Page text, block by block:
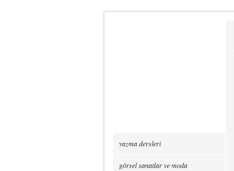
yazma dersleri
görsel sanatlar ve moda